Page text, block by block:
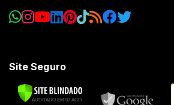
Site Seguro